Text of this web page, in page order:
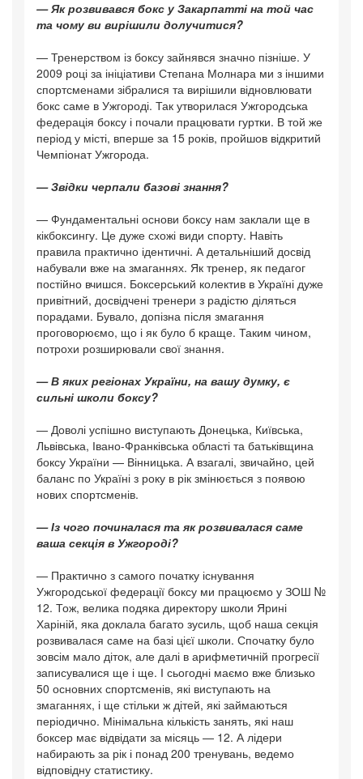
— Як розвивався бокс у Закарпатті на той час
та чому ви вирішили долучитися?
— Тренерством із боксу зайнявся значно пізніше. У
2009 році за ініціативи Степана Молнара ми з іншими
спортсменами зібралися та вирішили відновлювати
бокс саме в Ужгороді. Так утворилася Ужгородська
федерація боксу і почали працювати гуртки. В той же
період у місті, вперше за 15 років, пройшов відкритий
Чемпіонат Ужгорода.
— Звідки черпали базові знання?
— Фундаментальні основи боксу нам заклали ще в
кікбоксингу. Це дуже схожі види спорту. Навіть
правила практично ідентичні. А детальніший досвід
набували вже на змаганнях. Як тренер, як педагог
постійно вчишся. Боксерський колектив в Україні дуже
привітний, досвідчені тренери з радістю діляться
порадами. Бувало, допізна після змагання
проговорюємо, що і як було б краще. Таким чином,
потрохи розширювали свої знання.
— В яких регіонах України, на вашу думку, є
сильні школи боксу?
— Доволі успішно виступають Донецька, Київська,
Львівська, Івано-Франківська області та батьківщина
боксу України — Вінницька. А взагалі, звичайно, цей
баланс по Україні з року в рік змінюється з появою
нових спортсменів.
— Із чого починалася та як розвивалася саме
ваша секція в Ужгороді?
— Практично з самого початку існування
Ужгородської федерації боксу ми працюємо у ЗОШ №
12. Тож, велика подяка директору школи Ярині
Харіній, яка доклала багато зусиль, щоб наша секція
розвивалася саме на базі цієї школи. Спочатку було
зовсім мало діток, але далі в арифметичній прогресії
записувалися ще і ще. І сьогодні маємо вже близько
50 основних спортсменів, які виступають на
змаганнях, і ще стільки ж дітей, які займаються
періодично. Мінімальна кількість занять, які наш
боксер має відвідати за місяць — 12. А лідери
набирають за рік і понад 200 тренувань, ведемо
відповідну статистику.